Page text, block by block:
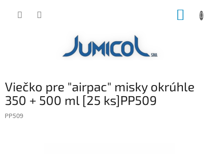
Viečko pre "airpac" misky okrúhle
350 + 500 ml [25 ks]PP509
PP509